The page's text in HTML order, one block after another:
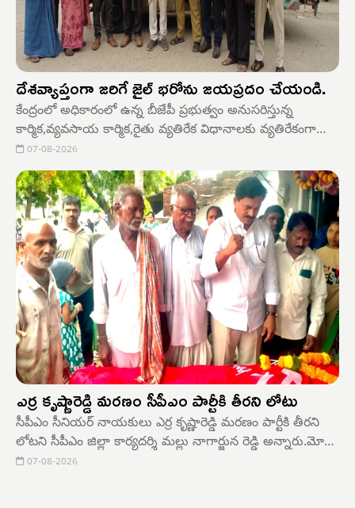
దేశవ్యాప్తంగా జరిగే జైల్ భరోను జయప్రదం చేయండి.
కేంద్రంలో అధికారంలో ఉన్న బీజేపీ ప్రభుత్వం అనుసరిస్తున్న
కార్మిక,వ్యవసాయ కార్మిక,రైతు వ్యతిరేక విధానాలకు వ్యతిరేకంగా
దేశవ్యాప్తంగా ఆగస్టు 10న జరిగే జైల్ భరో ను విజయవంతం
చేయాలని గిరిజన సంఘం జిల్లా కార్యదర్శి భూక్య పాండు నాయక్
పిలుపునిచ్చారు.
07-08-2026
ఎర్ర కృష్ణారెడ్డి మరణం సీపీఎం పార్టీకి తీరని లోటు
సీపీఎం సీనియర్ నాయకులు ఎర్ర కృష్ణారెడ్డి మరణం పార్టీకి తీరని
లోటని సీపీఎం జిల్లా కార్యదర్శి మల్లు నాగార్జున రెడ్డి అన్నారు.మోతె
మండల కేంద్రానికి చెందిన సిపిఎం నాయకులు ఎర్ర కృష్ణారెడ్డి
07-08-2026